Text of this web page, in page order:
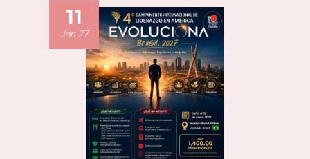
11
Jan 27